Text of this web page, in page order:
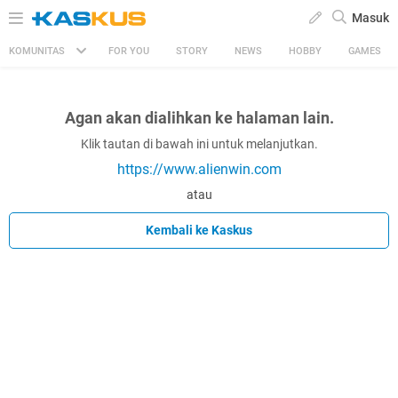
Masuk
KOMUNITAS FOR YOU STORY NEWS HOBBY GAMES
Agan akan dialihkan ke halaman lain.
Klik tautan di bawah ini untuk melanjutkan.
https://www.alienwin.com
atau
Kembali ke Kaskus